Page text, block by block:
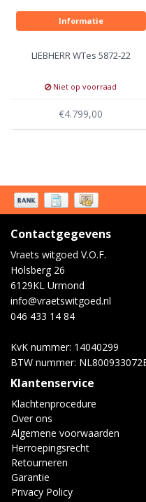
Informatie
LIEBHERR WTes 5872-22
Niet op voorraad
€4.799,00
Contactgegevens
Vraets witgoed V.O.F.
Holsberg 26
6129KL Urmond
info@vraetswitgoed.nl
046 433 14 84
KvK nummer: 14040299
BTW nummer:
Klantenservice
Klachtenprocedure
Over ons
Algemene voorwaarden
Herroepingsrecht
Retourneren
Garantie
Privacy Policy